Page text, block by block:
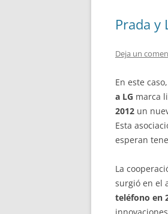
Prada y
Deja un
En este caso,
a LG marca
2012 un
Esta
esperan
La
surgió en el
teléfono en